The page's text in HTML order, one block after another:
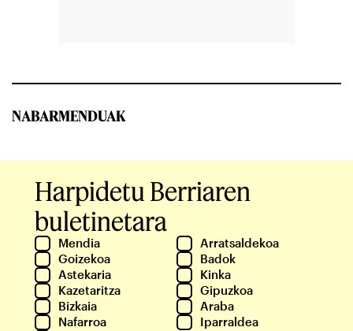
NABARMENDUAK
Harpidetu Berriaren
buletinetara
Mendia
Arratsaldekoa
Goizekoa
Badok
Astekaria
Kinka
Kazetaritza
Gipuzkoa
Bizkaia
Araba
Nafarroa
Iparraldea